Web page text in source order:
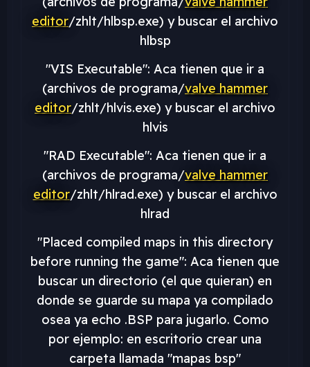
editor/zhlt/hlbsp.exe) y buscar el archivo
hlbsp
"VIS Executable": Aca tienen que ir a
(archivos de programa/valve hammer
editor/zhlt/hlvis.exe) y buscar el archivo
hlvis
"RAD Executable": Aca tienen que ir a
(archivos de programa/valve hammer
editor/zhlt/hlrad.exe) y buscar el archivo
hlrad
"Placed compiled maps in this directory
before running the game": Aca tienen que
buscar un directorio (el que quieran) en
donde se guarde su mapa ya compilado
osea ya echo .BSP para jugarlo. Como
por ejemplo: en escritorio crear una
carpeta llamada "mapas bsp"